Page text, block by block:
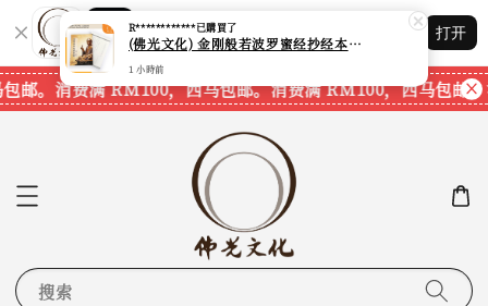
Shopping: 追踪您的订单
您信赖的商店
打开
邮。 消费满 RM100，西马包邮。消费满 RM100，西马包邮。
搜索
R************已購買了
(佛光文化) 金刚般若波罗蜜经抄经本 The Diamond Prajnaparamita Sutra Calligraphy Book 现货速发
1 小時前